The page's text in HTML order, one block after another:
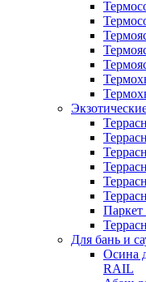
Паркет
Для бань и
Осина
RAIL